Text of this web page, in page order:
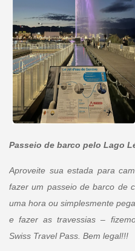
Passeio de barco pelo Lago
Aproveite sua estada para
fazer um passeio de barco de
uma hora ou simplesmente
e fazer as travessias –
Swiss Travel Pass. Bem legal!!!